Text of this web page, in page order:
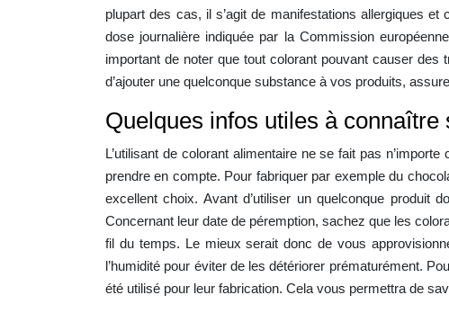
plupart des cas, il s’agit de manifestations allergiques
dose journalière indiquée par la Commission
important de noter que tout colorant pouvant causer
d’ajouter une quelconque substance à vos produits,
Quelques infos utiles à
L’utilisant de colorant alimentaire ne se fait pas
prendre en compte. Pour fabriquer par exemple du
excellent choix. Avant d’utiliser un quelconque produit
Concernant leur date de péremption, sachez que les
fil du temps. Le mieux serait donc de vous
l’humidité pour éviter de les détériorer prématurément.
été utilisé pour leur fabrication. Cela vous permettra de